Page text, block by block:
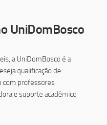
UniDomBosco
a UniDomBosco é a
qualificação de
com professores
e suporte acadêmico